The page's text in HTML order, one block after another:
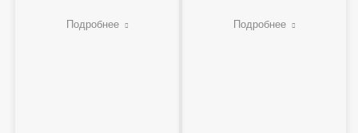
Подробнее Подробнее